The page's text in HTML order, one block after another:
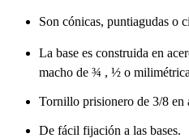
Son cónicas, puntiagudas o
La base es construida en
macho de ¾ , ½ o
Tornillo prisionero de 3/8 en
De fácil fijación a las bases.